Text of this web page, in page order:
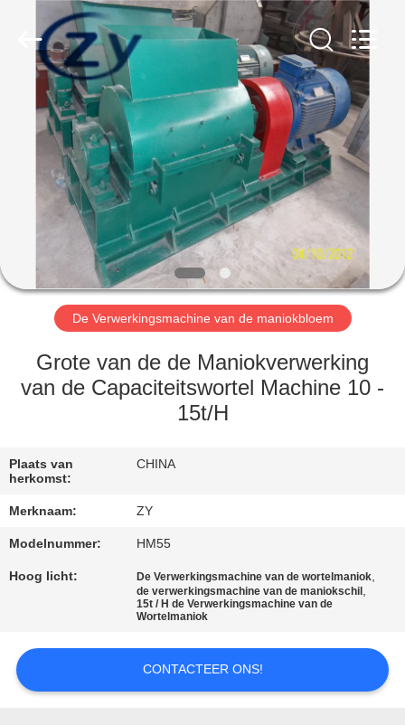
HUIS
PRODUCTEN
ONGEVEER
V.S.
FABRIEKSREIS
KWALITEITSCONTROLE
ONS
VERZOEK
CITAAT
SITEMAP
Engineering
Machinery
De Verwerkingsmachine van de maniokbloem
Grote van de de Maniokverwerking
van de Capaciteitswortel Machine 10 -
15t/H
Plaats van
herkomst:
CHINA
Merknaam: ZY
Modelnummer: HM55
Hoog licht: De Verwerkingsmachine van de wortelmaniok,
de verwerkingsmachine van de maniokschil ,
15t / H de Verwerkingsmachine van de
Wortelmaniok
CONTACTEER ONS!